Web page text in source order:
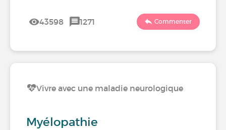
43598 1271 Commenter
Vivre avec une maladie neurologique
Myélopathie